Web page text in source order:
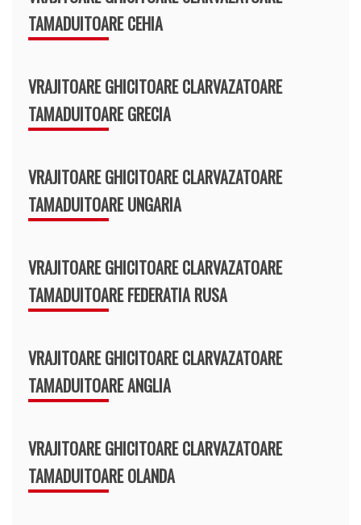
TAMADUITOARE CEHIA
VRAJITOARE GHICITOARE CLARVAZATOARE
TAMADUITOARE GRECIA
VRAJITOARE GHICITOARE CLARVAZATOARE
TAMADUITOARE UNGARIA
VRAJITOARE GHICITOARE CLARVAZATOARE
TAMADUITOARE FEDERATIA RUSA
VRAJITOARE GHICITOARE CLARVAZATOARE
TAMADUITOARE ANGLIA
VRAJITOARE GHICITOARE CLARVAZATOARE
TAMADUITOARE OLANDA